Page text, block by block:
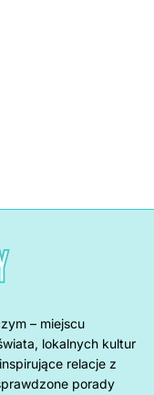
– miejscu
lokalnych kultur
relacje z
porady